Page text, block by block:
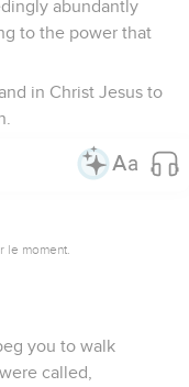
abundantly
to the power that
in Christ Jesus to
moment.
you to walk
called,